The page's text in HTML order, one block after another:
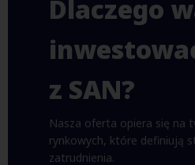
Dlaczego
z SAN?
Nasza oferta opiera się na
rynkowych, które definiują
zatrudnienia.